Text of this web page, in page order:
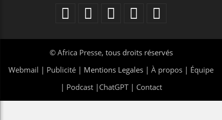
© Africa Presse, tous droits réservés
Webmail | Publicité | Mentions Legales | À propos | Équipe
| Podcast| ChatGPT| Contact